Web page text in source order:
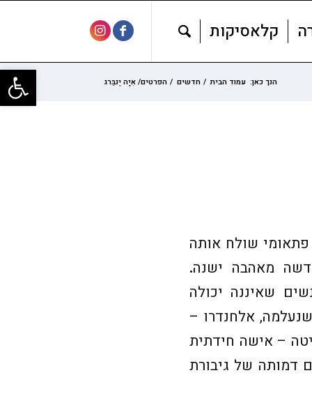
פתח
קלאסיקות
הנך כאן: עמוד הבית / חדשים / הפרטים/ אִיָה יֶנבֵּרג
שולח אותה
מאהבה ישנה.
שאיננה יכולה
אלחנדרו –
– אישה חידתית
דמותה של גיבורת